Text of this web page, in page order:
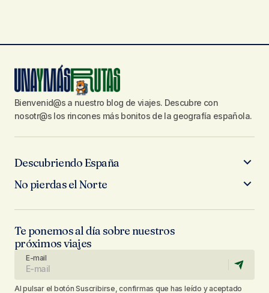
Bienvenid@s a nuestro blog de viajes. Descubre con
nosotr@s los rincones más bonitos de la geografía española.
Descubriendo España
No pierdas el Norte
Te ponemos al día sobre nuestros
próximos viajes
E-mail
Al pulsar el botón Suscribirse, confirmas que has leído y aceptado